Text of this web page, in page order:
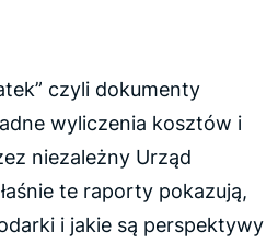
czyli dokumenty
wyliczenia kosztów i
niezależny Urząd
te raporty pokazują,
i jakie są perspektywy